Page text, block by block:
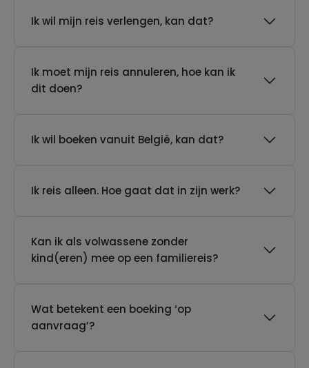
Ik wil mijn reis verlengen, kan dat?
Ik moet mijn reis annuleren, hoe kan ik
dit doen?
Ik wil boeken vanuit België, kan dat?
​Ik reis alleen. Hoe gaat dat in zijn werk?
Kan ik als volwassene zonder
kind(eren) mee op een familiereis?
Wat betekent een boeking ‘op
aanvraag’?